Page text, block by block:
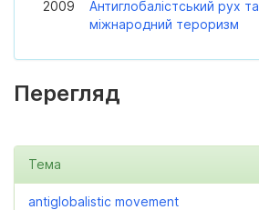
2009
Антиглобалістський рух та
міжнародний тероризм
Перегляд
Тема
antiglobalistic movement